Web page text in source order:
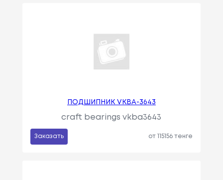
ПОДШИПНИК VKBA-3643
craft bearings vkba3643
Заказать от 115156 тенге